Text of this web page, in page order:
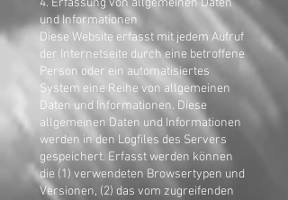
4. Erfassung von allgemeinen Daten
und Informationen
Diese Website erfasst mit jedem Aufruf
der Internetseite durch eine betroffene
Person oder ein automatisiertes
System eine Reihe von allgemeinen
Daten und Informationen. Diese
allgemeinen Daten und Informationen
werden in den Logfiles des Servers
gespeichert. Erfasst werden können
die (1) verwendeten Browsertypen und
Versionen, (2) das vom zugreifenden